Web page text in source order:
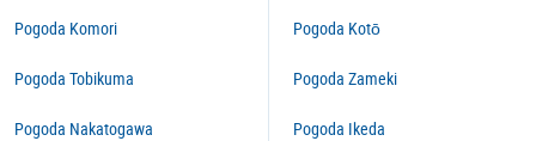
Pogoda Komori
Pogoda Tobikuma
Pogoda Nakatogawa
Pogoda Kotō
Pogoda Zameki
Pogoda Ikeda